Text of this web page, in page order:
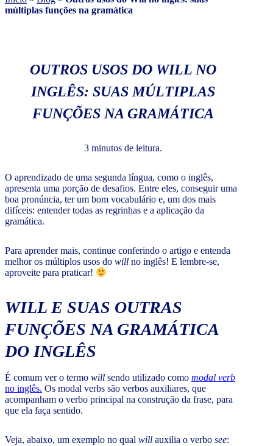
múltiplas funções na gramática
OUTROS USOS DO WILL NO
INGLÊS: SUAS MÚLTIPLAS
FUNÇÕES NA GRAMÁTICA
3 minutos de leitura.
O aprendizado de uma segunda língua, como o inglês,
apresenta uma porção de desafios. Entre eles, conseguir uma
boa pronúncia, ter um bom vocabulário e, um dos mais
difíceis: entender todas as regrinhas e a aplicação da
gramática.
Para aprender mais, continue conferindo o artigo e entenda
melhor os múltiplos usos do will no inglês! E lembre-se,
aproveite para praticar!
WILL E SUAS OUTRAS
FUNÇÕES NA GRAMÁTICA
DO INGLÊS
É comum ver o termo will sendo utilizado como modal verb
no inglês. Os modal verbs são verbos auxiliares, que
acompanham o verbo principal na construção da frase, para
que ela faça sentido.
Veja, abaixo, um exemplo no qual will auxilia o verbo see: